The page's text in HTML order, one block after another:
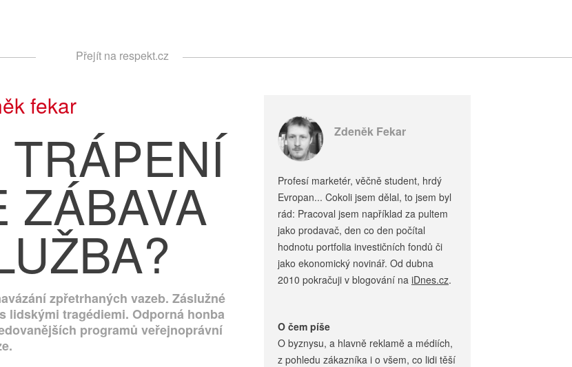
Přejít na respekt.cz
fekar
TRÁPENÍ
ZÁBAVA
zpřetrhaných vazeb. Záslužné
lidskými tragédiemi. Odporná honba
programů veřejnoprávní
Zdeněk Fekar
Profesí marketér, věčně student, hrdý
Evropan... Cokoli jsem dělal, to jsem byl
rád: Pracoval jsem například za pultem
jako prodavač, den co den počítal
hodnotu portfolia investičních fondů či
jako ekonomický novinář. Od dubna
2010 pokračuji v blogování na iDnes.cz.
O čem píše
O byznysu, a hlavně reklamě a médiích,
z pohledu zákazníka i o všem, co lidi těší